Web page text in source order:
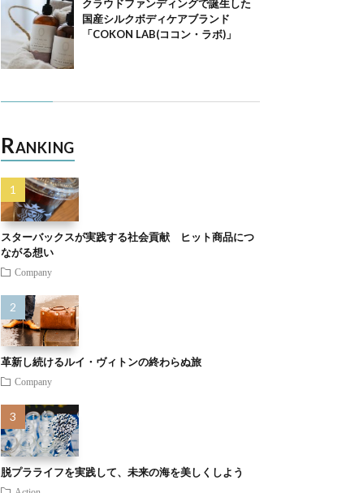
クラウドファンディングで誕生した
国産シルクボディケアブランド
「COKON LAB(ココン・ラボ)」
RANKING
スターバックスが実践する社会貢献 ヒット商品につ
ながる想い
Company
革新し続けるルイ・ヴィトンの終わらぬ旅
Company
脱プラライフを実践して、未来の海を美しくしよう